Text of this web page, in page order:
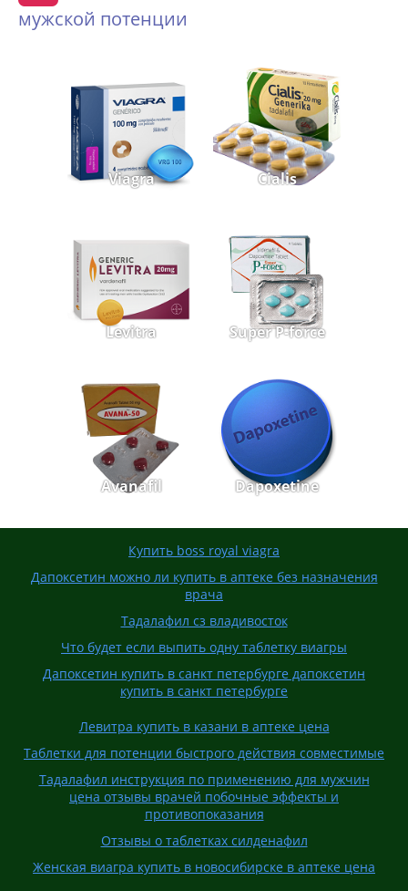
мужской потенции
Viagra Cialis
Levitra Super P-force
Avanafil Dapoxetine
Купить boss royal viagra
Дапоксетин можно ли купить в аптеке без назначения
врача
Тадалафил сз владивосток
Что будет если выпить одну таблетку виагры
Дапоксетин купить в санкт петербурге дапоксетин
купить в санкт петербурге
Левитра купить в казани в аптеке цена
Таблетки для потенции быстрого действия совместимые
Тадалафил инструкция по применению для мужчин
цена отзывы врачей побочные эффекты и
противопоказания
Отзывы о таблетках силденафил
Женская виагра купить в новосибирске в аптеке цена